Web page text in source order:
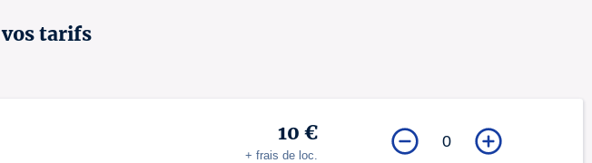
tarifs
10 €
+ frais de loc.
0